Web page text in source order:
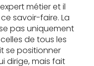
métier et il
savoir-faire. La
pas uniquement
de tous les
se positionner
dirige, mais fait